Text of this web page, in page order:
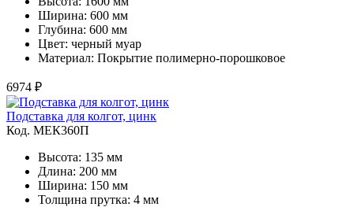
Ширина: 600 мм
Глубина: 600 мм
Цвет: черный муар
Материал: Покрытие полимерно-порошковое
6974 ₽
Подставка для колгот, цинк
Код. MЕК360П
Высота: 135 мм
Длина: 200 мм
Ширина: 150 мм
Толщина прутка: 4 мм